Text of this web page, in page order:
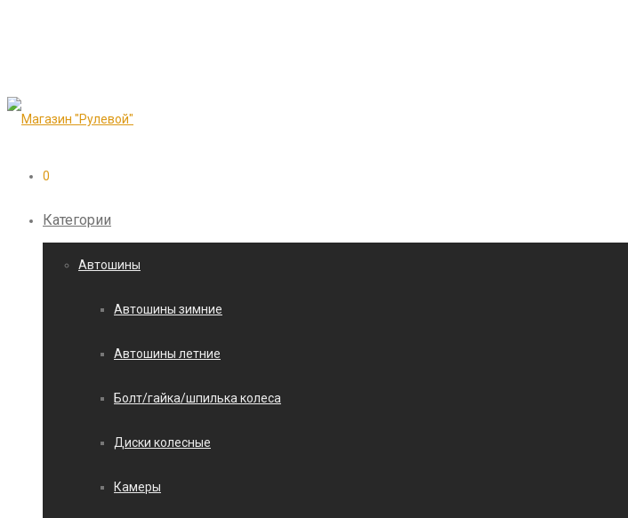
0
Категории
Автошины
Автошины зимние
Автошины летние
Болт/гайка/шпилька колеса
Диски колесные
Камеры